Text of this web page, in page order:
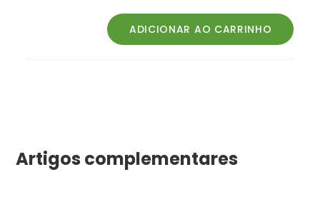
Artigos complementares